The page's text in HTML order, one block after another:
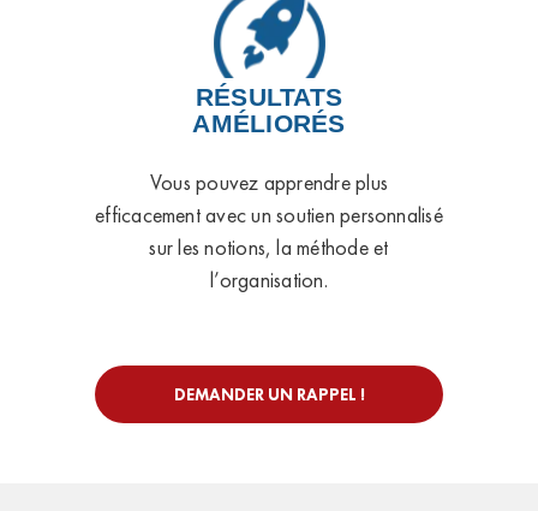
RÉSULTATS
AMÉLIORÉS
Vous pouvez apprendre plus
efficacement avec un soutien personnalisé
sur les notions, la méthode et
l’organisation.
DEMANDER UN RAPPEL !